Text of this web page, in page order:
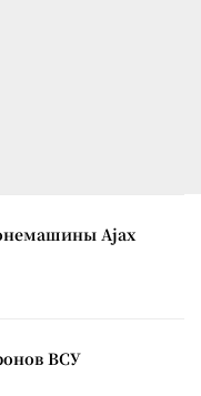
Ajax
ВСУ